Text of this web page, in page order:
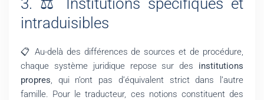
3. ⚖️ Institutions spécifiques et
intraduisibles
📋 Au-delà des différences de sources et de procédure,
chaque système juridique repose sur des institutions
propres, qui n’ont pas d’équivalent strict dans l’autre
famille. Pour le traducteur, ces notions constituent des